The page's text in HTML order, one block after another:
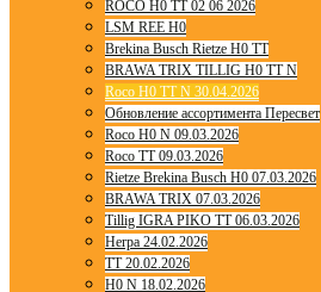
ROCO H0 TT 02 06 2026
LSM REE H0
Brekina Busch Rietze H0 TT
BRAWA TRIX TILLIG H0 TT N
Roco H0 TT N 30.04.2026
Обновление ассортимента Пересвет
Roco H0 N 09.03.2026
Roco TT 09.03.2026
Rietze Brekina Busch H0 07.03.2026
BRAWA TRIX 07.03.2026
Tillig IGRA PIKO TT 06.03.2026
Herpa 24.02.2026
TT 20.02.2026
H0 N 18.02.2026